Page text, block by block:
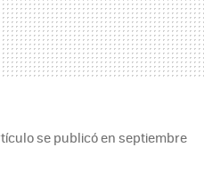
se publicó en septiembre